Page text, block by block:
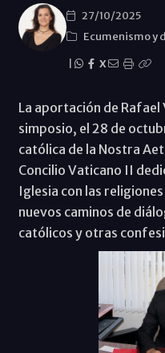
27/10/2025
Ecumenismo y
X
La aportación de Rafael
simposio, el 28 de
católica de la Nostra
Concilio Vaticano II
Iglesia con las
nuevos caminos de
católicos y otras